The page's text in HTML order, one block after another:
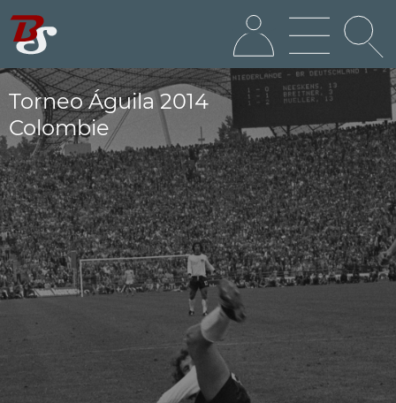
Torneo Águila 2014
Colombie